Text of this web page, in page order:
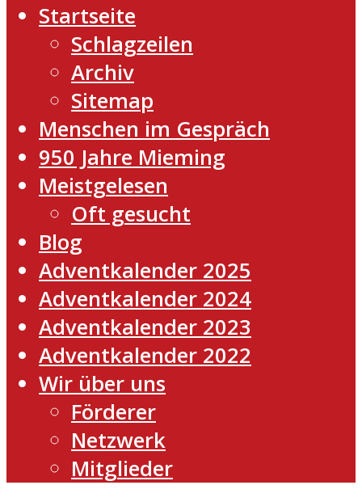
Startseite
Schlagzeilen
Archiv
Sitemap
Menschen im Gespräch
950 Jahre Mieming
Meistgelesen
Oft gesucht
Blog
Adventkalender 2025
Adventkalender 2024
Adventkalender 2023
Adventkalender 2022
Wir über uns
Förderer
Netzwerk
Mitglieder